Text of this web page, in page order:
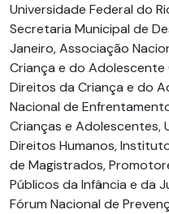
Universidade Federal do
Secretaria Municipal de
Janeiro, Associação
Criança e do Adolescente
Direitos da Criança e do
Nacional de
Crianças e Adolescentes,
Direitos Humanos,
de Magistrados,
Públicos da Infância e da
Fórum Nacional de